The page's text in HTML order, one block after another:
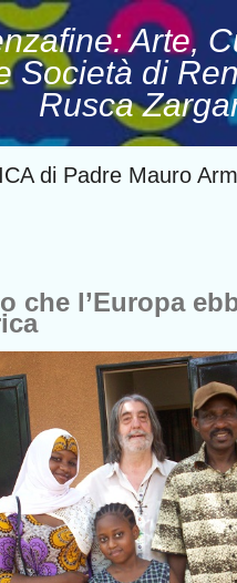
Passa ai contenuti principali
Arte,
Società di
Rusca
di Padre Mauro
che l’Europa